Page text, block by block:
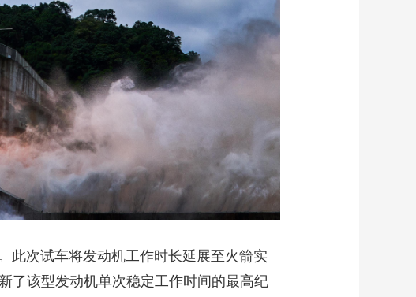
次试车将发动机工作时长延展至火箭实
了该型发动机单次稳定工作时间的最高纪